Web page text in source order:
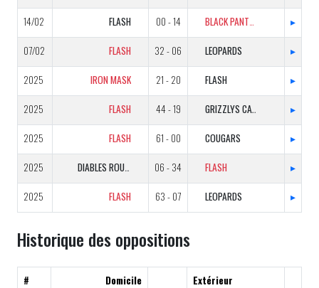
14/02 FLASH 00 - 14 BLACK PANTHERS ▸
07/02 FLASH 32 - 06 LEOPARDS ▸
2025 IRON MASK 21 - 20 FLASH ▸
2025 FLASH 44 - 19 GRIZZLYS CATALANS ▸
2025 FLASH 61 - 00 COUGARS ▸
2025 DIABLES ROUGES 06 - 34 FLASH ▸
2025 FLASH 63 - 07 LEOPARDS ▸
Historique des oppositions
# Domicile
Extérieur